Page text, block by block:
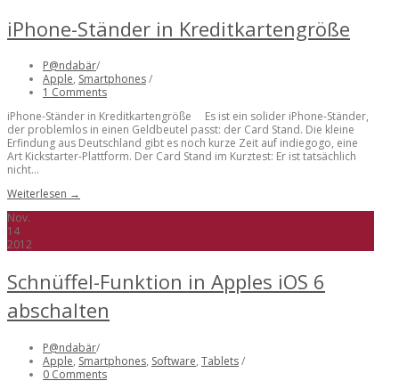
iPhone-Ständer in Kreditkartengröße
P@ndabär/
Apple, Smartphones/
1 Comments
iPhone-Ständer in Kreditkartengröße Es ist ein solider iPhone-Ständer,
der problemlos in einen Geldbeutel passt: der Card Stand. Die kleine
Erfindung aus Deutschland gibt es noch kurze Zeit auf indiegogo, eine
Art Kickstarter-Plattform. Der Card Stand im Kurztest: Er ist tatsächlich
nicht...
Weiterlesen →
Nov.
14
2012
Schnüffel-Funktion in Apples iOS 6
abschalten
P@ndabär/
Apple, Smartphones, Software, Tablets/
0 Comments